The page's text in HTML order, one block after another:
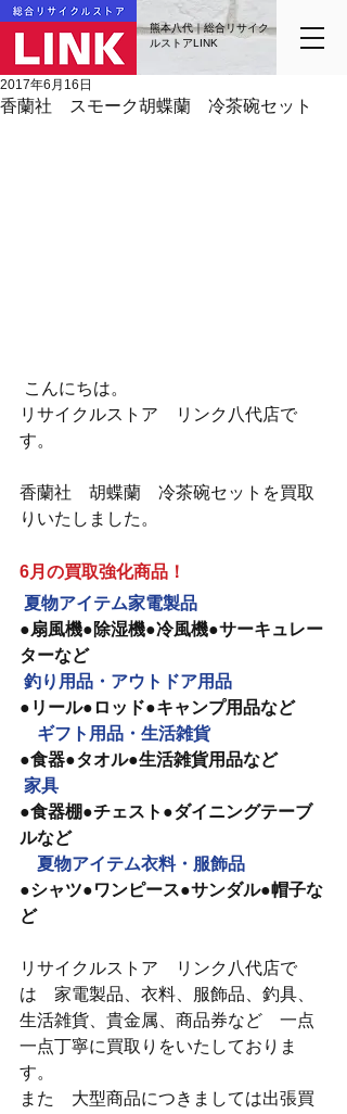
熊本八代｜総合リサイク
ルストアLINK
香蘭社 スモーク胡蝶蘭 冷茶碗セット
2017年6月16日
こんにちは。
リサイクルストア　リンク八代店で
す。
香蘭社　胡蝶蘭　冷茶碗セットを買取
りいたしました。
6月の買取強化商品！
夏物アイテム家電製品
●扇風機●除湿機●冷風機●サーキュレー
ターなど
釣り用品・アウトドア用品
●リール●ロッド●キャンプ用品など
ギフト用品・生活雑貨
●食器●タオル●生活雑貨用品など
家具
●食器棚●チェスト●ダイニングテーブ
ルなど
夏物アイテム衣料・服飾品
●シャツ●ワンピース●サンダル●帽子な
ど
リサイクルストア　リンク八代店で
は　家電製品、衣料、服飾品、釣具、
生活雑貨、貴金属、商品券など　一点
一点丁寧に買取りをいたしておりま
す。
また　大型商品につきましては出張買